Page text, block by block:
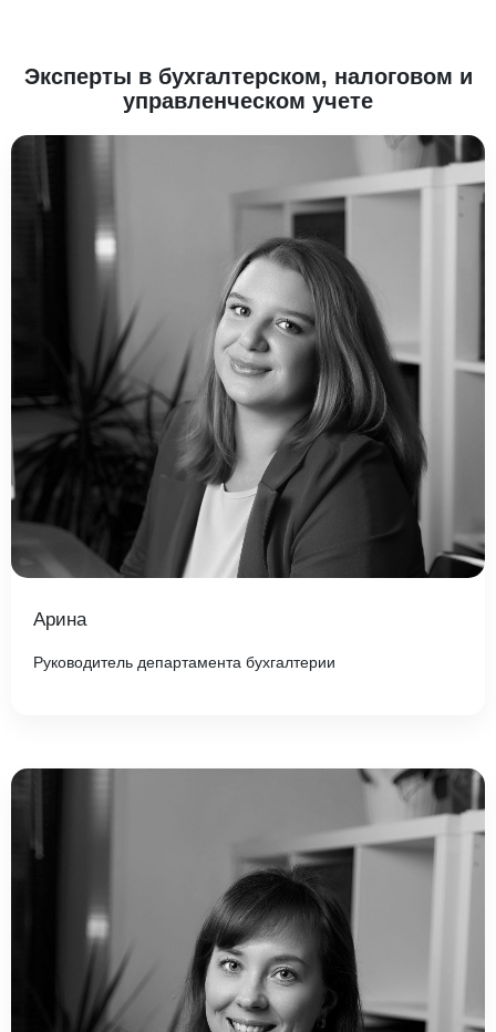
Эксперты в бухгалтерском, налоговом и
управленческом учете
Арина
Руководитель департамента бухгалтерии